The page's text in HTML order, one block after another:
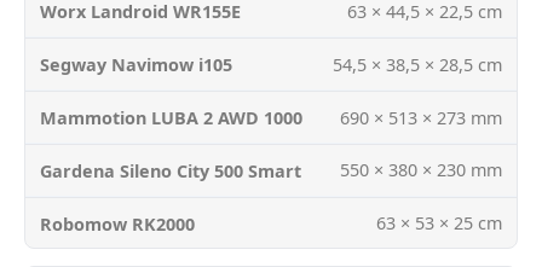
63 × 44,5 × 22,5 cm
54,5 × 38,5 × 28,5 cm
690 × 513 × 273 mm
550 × 380 × 230 mm
63 × 53 × 25 cm